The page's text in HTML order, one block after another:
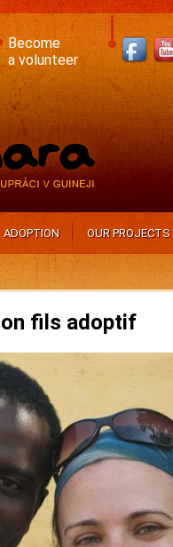
Become
a volunteer
ADOPTION OUR PROJECTS
fils adoptif